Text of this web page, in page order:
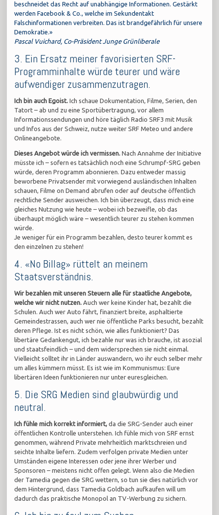
beschneidet das Recht auf unabhängige Informationen. Gestärkt
werden Facebook & Co., welche im Sekundentakt
Falschinformationen verbreiten. Das ist brandgefährlich für unsere
Demokratie.»
Pascal Vuichard, Co-Präsident Junge Grünliberale
3. Ein Ersatz meiner favorisierten SRF-
Programminhalte würde teurer und wäre
aufwendiger zusammenzutragen.
Ich bin auch Egoist. Ich schaue Dokumentation, Filme, Serien, den
Tatort – ab und zu eine Sportübertragung, vor allem
Informationssendungen und höre täglich Radio SRF3 mit Musik
und Infos aus der Schweiz, nutze weiter SRF Meteo und andere
Onlineangebote.
Dieses Angebot würde ich vermissen. Nach Annahme der Initiative
müsste ich – sofern es tatsächlich noch eine Schrumpf-SRG geben
würde, deren Programm abonnieren. Dazu entweder massig
beworbene Privatsender mit vorwiegend ausländischen Inhalten
schauen, Filme on Demand abrufen oder auf deutsche öffentlich
rechtliche Sender ausweichen. Ich bin überzeugt, dass mich eine
gleiches Nutzung wie heute – wobei ich bezweifle, ob das
überhaupt möglich wäre – wesentlich teurer zu stehen kommen
würde.
Je weniger für ein Programm bezahlen, desto teurer kommt es
den einzelnen zu stehen!
4. «No Billag» rüttelt an meinem
Staatsverständnis.
Wir bezahlen mit unseren Steuern alle für staatliche Angebote,
welche wir nicht nutzen. Auch wer keine Kinder hat, bezahlt die
Schulen. Auch wer Auto fährt, finanziert breite, asphaltierte
Gemeindestrassen, auch wer nie öffentliche Parks besucht, bezahlt
deren Pflege. Ist es nicht schön, wie alles funktioniert? Das
libertäre Gedankengut, ich bezahle nur was ich brauche, ist asozial
und staatsfeindlich – und dem widersprechen sie nicht einmal.
Vielleicht solltet ihr in Länder auswandern, wo ihr euch selber mehr
um alles kümmern müsst. Es ist wie im Kommunismus: Eure
libertären Ideen funktionieren nur unter euresgleichen.
5. Die SRG Medien sind glaubwürdig und
neutral.
Ich fühle mich korrekt informiert, da die SRG-Sender auch einer
öffentlichen Kontrolle unterstehen. Ich fühle mich von SRF ernst
genommen, während Private mehrheitlich marktschreien und
seichte Inhalte liefern. Zudem verfolgen private Medien unter
Umständen eigene Interessen oder jene ihrer Werber und
Sponsoren – meistens nicht offen gelegt. Wenn also die Medien
der Tamedia gegen die SRG wettern, so tun sie dies natürlich vor
dem Hintergrund, dass Tamedia Goldbach aufkaufen will um
dadurch das praktische Monopol an TV-Werbung zu sichern.